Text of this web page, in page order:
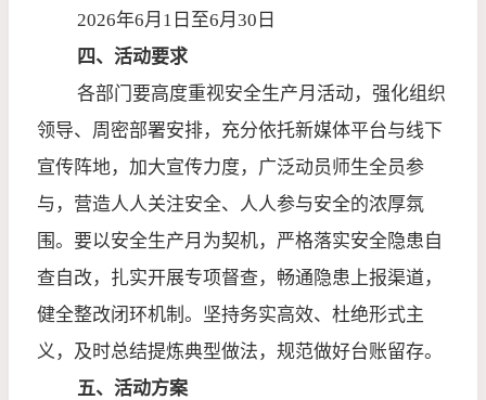
2026年6月 1 日至6月30 日
四、活动要求
各部门要高度重视安全生产月活动，强化组织
领导、周密部署安排，充分依托新媒体平台与线下
宣传阵地，加大宣传力度，广泛动员师生全员参
与，营造人人关注安全、人人参与安全的浓厚氛
围。要以安全生产月为契机，严格落实安全隐患自
查自改，扎实开展专项督查，畅通隐患上报渠道，
健全整改闭环机制。坚持务实高效、杜绝形式主
义，及时总结提炼典型做法，规范做好台账留存。
五、活动方案